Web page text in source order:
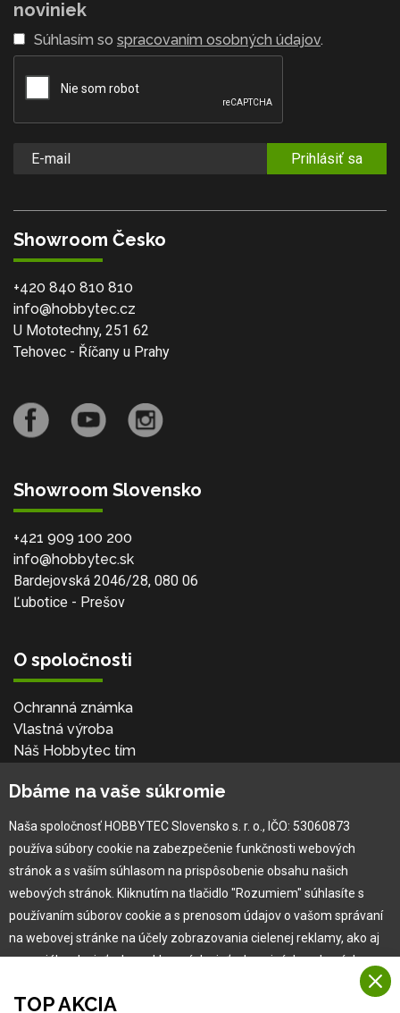
noviniek
Súhlasím so spracovaním osobných údajov.
Prihlásiť sa
Showroom Česko
+420 840 810 810
info@hobbytec.cz
U Mototechny, 251 62
Tehovec - Říčany u Prahy
Showroom Slovensko
+421 909 100 200
info@hobbytec.sk
Bardejovská 2046/28, 080 06
Ľubotice - Prešov
O spoločnosti
Ochranná známka
Vlastná výroba
Náš Hobbytec tím
Naša história
Pre zákazníka
Garancia najlepšej ceny
Užívateľský manuál
Reklamácia
TOP AKCIA
Dbáme na vaše súkromie
Naša spoločnosť HOBBYTEC Slovensko s. r. o., IČO: 53060873
používa súbory cookie na zabezpečenie funkčnosti webových
stránok a s vaším súhlasom na prispôsobenie obsahu našich
webových stránok. Kliknutím na tlačidlo "Rozumiem" súhlasíte s
používaním súborov cookie a s prenosom údajov o vašom správaní
na webovej stránke na účely zobrazovania cielenej reklamy, ako aj
na sociálnych sieťach a reklamných sieťach na iných webových